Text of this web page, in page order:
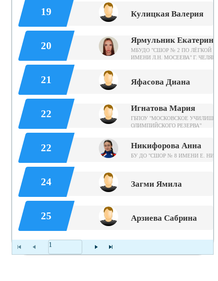
19 Кулицкая Валерия
20 Ярмульник Екатерина
МБУДО "СШОР № 2 ПО ЛЁГКОЙ
ИМЕНИ Л.Н. МОСЕЕВА" Г.
21 Яфасова Диана
22 Игнатова Мария
ГБПОУ "МОСКОВСКОЕ УЧИЛИЩЕ
ОЛИМПИЙСКОГО РЕЗЕРВА"
22 Никифорова Анна
БУ ДО "СШОР № 8 ИМЕНИ Е.
24 Загми Ямила
25 Арзиева Сабрина